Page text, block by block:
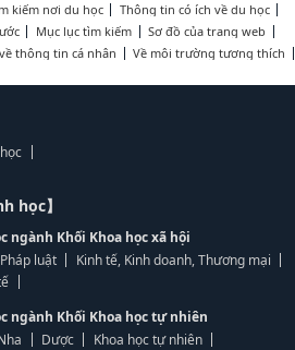
kiếm nơi du học
Thông tin có ích về du học
Mục lục tìm kiếm
Sơ đồ của trang web
thông tin cá nhân Về môi trường tương thích
học】
ngành Khối Khoa học xã hội
Pháp luật
Kinh tế, Kinh doanh, Thương mại
ngành Khối Khoa học tự nhiên
Dược
Khoa học tự nhiên